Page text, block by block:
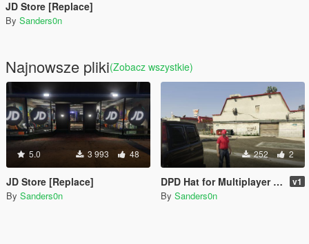
JD Store [Replace]
By Sanders0n
Najnowsze pliki(Zobacz wszystkie)
5.0 3 993 48
JD Store [Replace]
By Sanders0n
252 2
DPD Hat for Multiplayer Ped v1
By Sanders0n